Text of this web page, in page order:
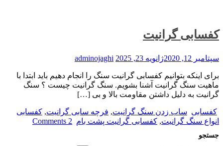
کفسابی گرانیت
سپتامبر 12, 2020 ژانویه 23, 2025 adminojaghi
برای اینکه بتوانیم کفسابی گرانیت سنگ را انجام دهیم باید ابتدا با
ماهیت سنگ گرانیت آشنا بشویم. سنگ گرانیت چیست ؟ سنگ
گرانیت به دلیل داشتن مقاومت بالا و بی […]
کفسابی ساب زدن سنگ گرانیت, فرچه سابی گرانیت, کفسابی
انواع سنگ گرانیت, کفسابی گرانیت پشت بام 2 Comments
جستجو